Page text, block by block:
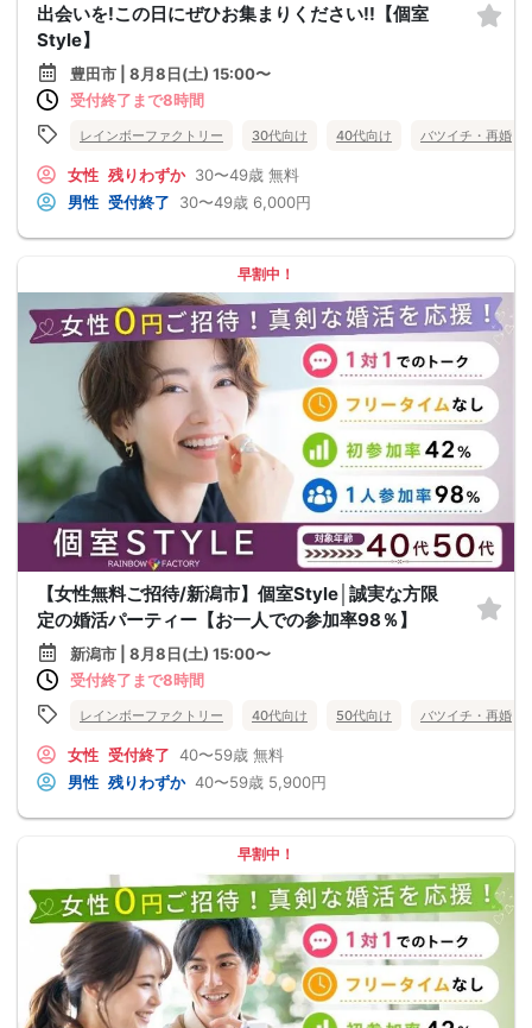
出会いを!この日にぜひお集まりください!!【個室
Style】
豊田市 | 8月8日(土) 15:00〜
受付終了まで8時間
レインボーファクトリー 30代向け 40代向け バツイチ・再婚
女性 残りわずか 30〜49歳 無料
男性 受付終了 30〜49歳 6,000円
早割中！
【女性無料ご招待/新潟市】個室Style│誠実な方限
定の婚活パーティー【お一人での参加率98％】
新潟市 | 8月8日(土) 15:00〜
受付終了まで8時間
レインボーファクトリー 40代向け 50代向け バツイチ・再婚
女性 受付終了 40〜59歳 無料
男性 残りわずか 40〜59歳 5,900円
早割中！